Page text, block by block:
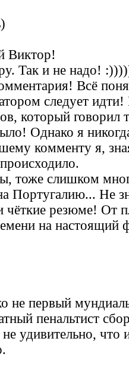
Виктор!
Так и не надо!
Всё
следует идти!
который говорил
Однако я
комменту я,
тоже слишком
Португалию... Не
резюме! От
на настоящий
не первый
пенальтист
удивительно, что